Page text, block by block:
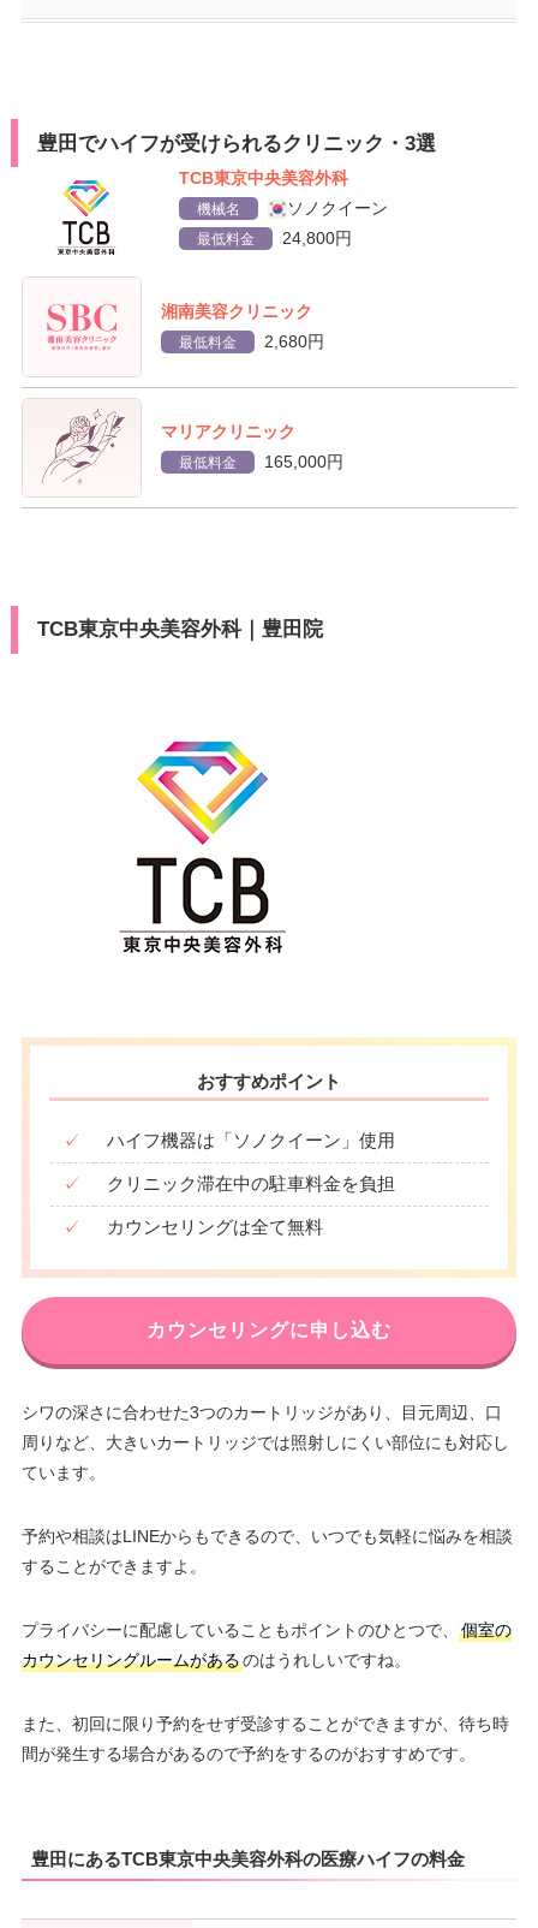
豊田でハイフが受けられるクリニック・3選
TCB東京中央美容外科
機械名 ソノクイーン
最低料金 24,800円
湘南美容クリニック
最低料金 2,680円
マリアクリニック
最低料金 165,000円
TCB東京中央美容外科｜豊田院
おすすめポイント
✓ ハイフ機器は「ソノクイーン」使用
✓ クリニック滞在中の駐車料金を負担
✓ カウンセリングは全て無料
カウンセリングに申し込む
シワの深さに合わせた3つのカートリッジがあり、目元周辺、口
周りなど、大きいカートリッジでは照射しにくい部位にも対応し
ています。
予約や相談はLINEからもできるので、いつでも気軽に悩みを相談
することができますよ。
プライバシーに配慮していることもポイントのひとつで、
個室の
カウンセリングルームがあるのはうれしいですね。
また、初回に限り予約をせず受診することができますが、待ち時
間が発生する場合があるので予約をするのがおすすめです。
豊田にあるTCB東京中央美容外科の医療ハイフの料金